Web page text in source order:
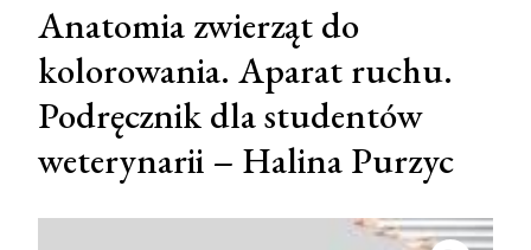
Anatomia zwierząt do
kolorowania. Aparat ruchu.
Podręcznik dla studentów
weterynarii – Halina Purzyc